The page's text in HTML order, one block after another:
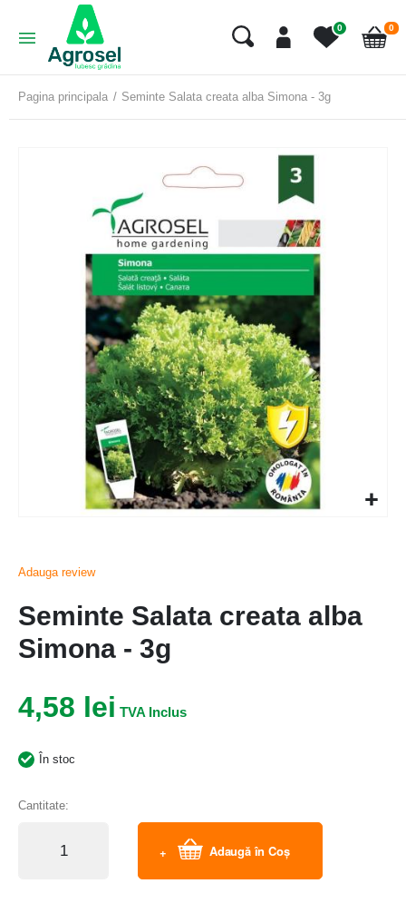
0
Cart
0
Pagina principala Seminte Salata creata alba Simona - 3g
Adauga review
Seminte Salata creata alba
Simona - 3g
4,58 lei
În stoc
Cantitate:
Adaugă în Coș